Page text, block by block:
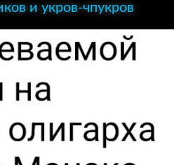
и укров-чпукров